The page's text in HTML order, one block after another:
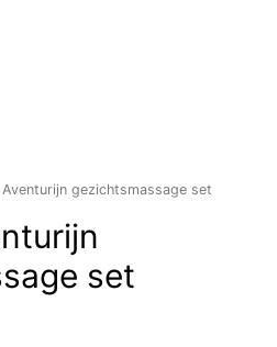
Aventurijn gezichtsmassage set
set